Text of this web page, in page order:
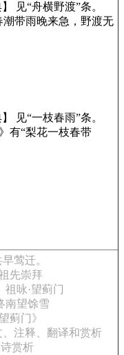
见“舟横野渡”条。
潮带雨晚来急，野渡无
见“一枝春雨”条。
有“梨花一枝春带
莺迁。
先崇拜
祖咏·望蓟门
南望馀雪
蓟门》
注释、翻译和赏析
赏析